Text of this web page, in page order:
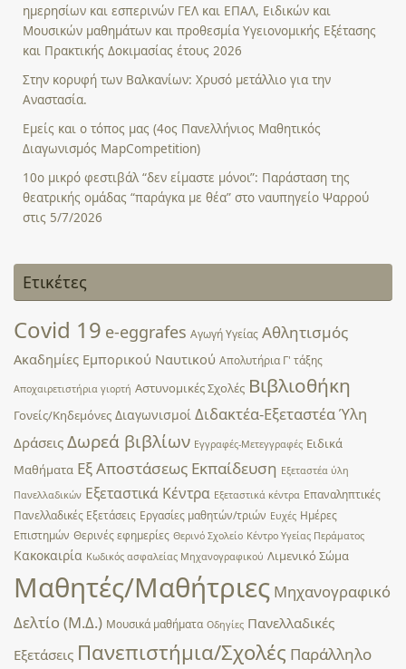
ημερησίων και εσπερινών ΓΕΛ και ΕΠΑΛ, Ειδικών και
Μουσικών μαθημάτων και προθεσμία Υγειονομικής Εξέτασης
και Πρακτικής Δοκιμασίας έτους 2026
Στην κορυφή των Βαλκανίων: Χρυσό μετάλλιο για την
Αναστασία.
Εμείς και ο τόπος μας (4ος Πανελλήνιος Μαθητικός
Διαγωνισμός MapCompetition)
10ο μικρό φεστιβάλ “δεν είμαστε μόνοι”: Παράσταση της
θεατρικής ομάδας “παράγκα με θέα” στο ναυπηγείο Ψαρρού
στις 5/7/2026
Ετικέτες
Covid 19 e-eggrafes Αγωγή Υγείας Αθλητισμός
Ακαδημίες Εμπορικού Ναυτικού Απολυτήρια Γ' τάξης
Αποχαιρετιστήρια γιορτή Αστυνομικές Σχολές Βιβλιοθήκη
Γονείς/Κηδεμόνες Διαγωνισμοί Διδακτέα-Εξεταστέα Ύλη
Δράσεις Δωρεά βιβλίων Εγγραφές-Μετεγγραφές Ειδικά
Μαθήματα Εξ Αποστάσεως Εκπαίδευση Εξεταστέα ύλη
Πανελλαδικών Εξεταστικά Κέντρα Εξεταστικά κέντρα Επαναληπτικές
Πανελλαδικές Εξετάσεις Εργασίες μαθητών/τριών Ευχές Ημέρες
Επιστημών Θερινές εφημερίες Θερινό Σχολείο Κέντρο Υγείας Περάματος
Κακοκαιρία Κωδικός ασφαλείας Μηχανογραφικού Λιμενικό Σώμα
Μαθητές/Μαθήτριες Μηχανογραφικό
Δελτίο (Μ.Δ.) Μουσικά μαθήματα Οδηγίες Πανελλαδικές
Εξετάσεις Πανεπιστήμια/Σχολές Παράλληλο